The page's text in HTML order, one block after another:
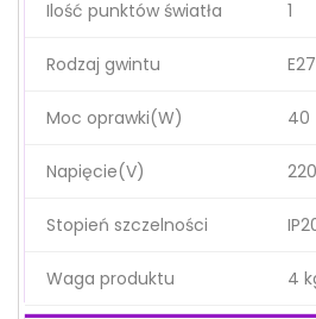
Ilość punktów światła 1
Rodzaj gwintu E27
Moc oprawki(W) 40
Napięcie(V)
Stopień szczelności
Waga produktu 4